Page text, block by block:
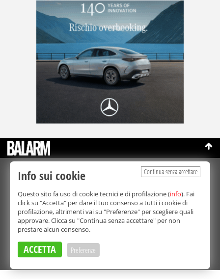
©Copyright 2003-2026
Bmedia Srl
La riproduzione totale o parziale di tutti i contenuti, in qualunque
forma, su qualsiasi supporto è proibita.
Balarm.it è una testata giornalistica registrata. Autorizzazione del
Tribunale di Palermo n° 32 del 21/10/2003
Direttore responsabile:Fabio Ricotta
Privacy e Cookie Policy
Continua senza accettare
Info sui cookie
Questo sito fa uso di cookie tecnici e di profilazione (info). Fai
click su "Accetta" per dare il tuo consenso a tutti i cookie di
profilazione, altrimenti vai su "Preferenze" per scegliere quali
approvare. Clicca su "Continua senza accettare" per non
prestare alcun consenso.
ACCETTA Preferenze